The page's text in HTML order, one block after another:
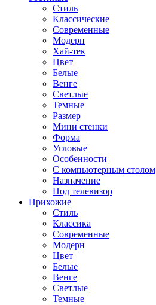
Стиль
Классические
Современные
Модерн
Хай-тек
Цвет
Белые
Венге
Светлые
Темные
Размер
Мини стенки
Форма
Угловые
Особенности
С компьютерным столом
Назначение
Под телевизор
Прихожие
Стиль
Классика
Современные
Модерн
Цвет
Белые
Венге
Светлые
Темные